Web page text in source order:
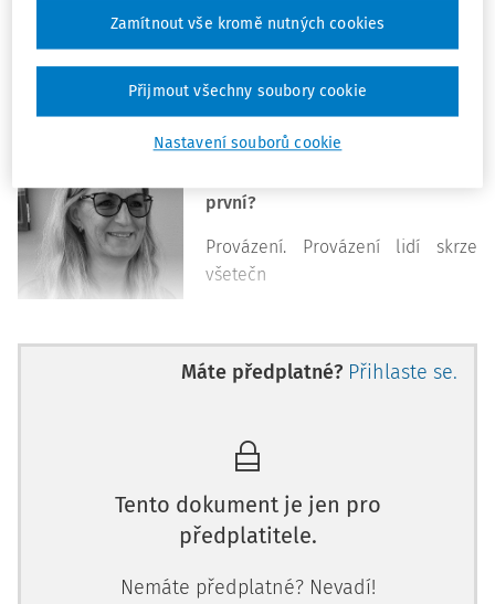
koučování a koučovacím přístupu ve školním prostředí
jsme si povídali s PhDr. Romanou Lisnerovou, Ph.D.,
Romano, když se řekne ty a
první?
Provázení. Provázení lidí skrze
všetečn
Máte předplatné? Přihlaste se.
Tento dokument je jen pro
předplatitele.
Nemáte předplatné? Nevadí!
Nastavení souborů cookie
Zamítnout vše kromě nutných cookies
Přijmout všechny soubory cookie